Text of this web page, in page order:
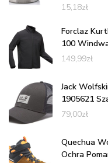
15,18zł
Forclaz
100
149,99zł
Jack
1905621
79,00zł
Quechua
Ochra